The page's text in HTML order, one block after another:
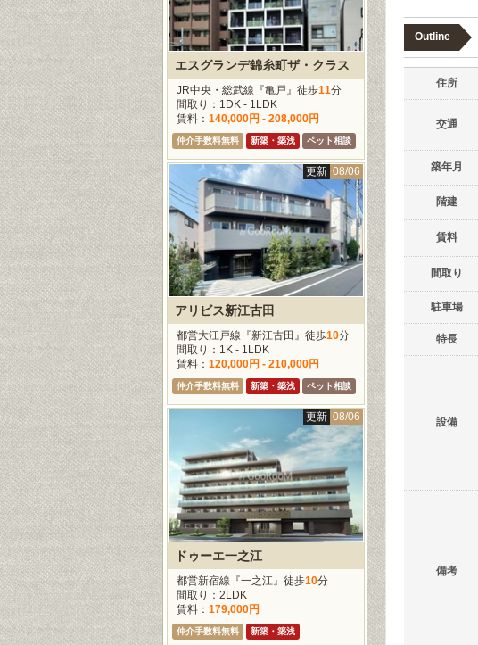
Outline
住所
交通
築年月
階建
賃料
間取り
駐車場
特長
設備
備考
エスグランデ錦糸町ザ・クラス
JR中央・総武線『亀戸』徒歩11分
間取り：1DK - 1LDK
賃料： 140,000円 - 208,000円
仲介手数料無料 新築・築浅 ペット相談
更新 08/06
アリビス新江古田
都営大江戸線『新江古田』徒歩10分
間取り：1K - 1LDK
賃料： 120,000円 - 210,000円
仲介手数料無料 新築・築浅 ペット相談
更新 08/06
ドゥーエ一之江
都営新宿線『一之江』徒歩10分
間取り：2LDK
賃料： 179,000円
仲介手数料無料 新築・築浅